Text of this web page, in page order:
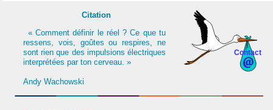
Contact
Citation
« Comment définir le réel ? Ce que tu
ressens, vois, goûtes ou respires, ne
sont rien que des impulsions électriques
interprétées par ton cerveau. »
Andy Wachowski